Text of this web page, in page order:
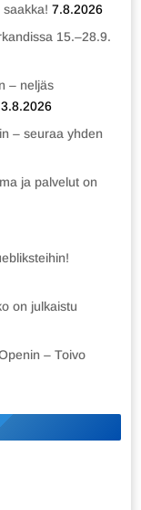
7.8.2026
15.–28.9.
– neljäs
3.8.2026
– seuraa yhden
ja palvelut on
on julkaistu
– Toivo